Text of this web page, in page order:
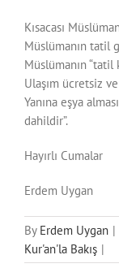
Kısacası
Müslümanın tatil
Müslümanın “tatil
Ulaşım ücretsiz
Yanına eşya
dahildir”.
Hayırlı Cumalar
Erdem Uygan
By Erdem Uygan |
Kur'an'la Bakış |